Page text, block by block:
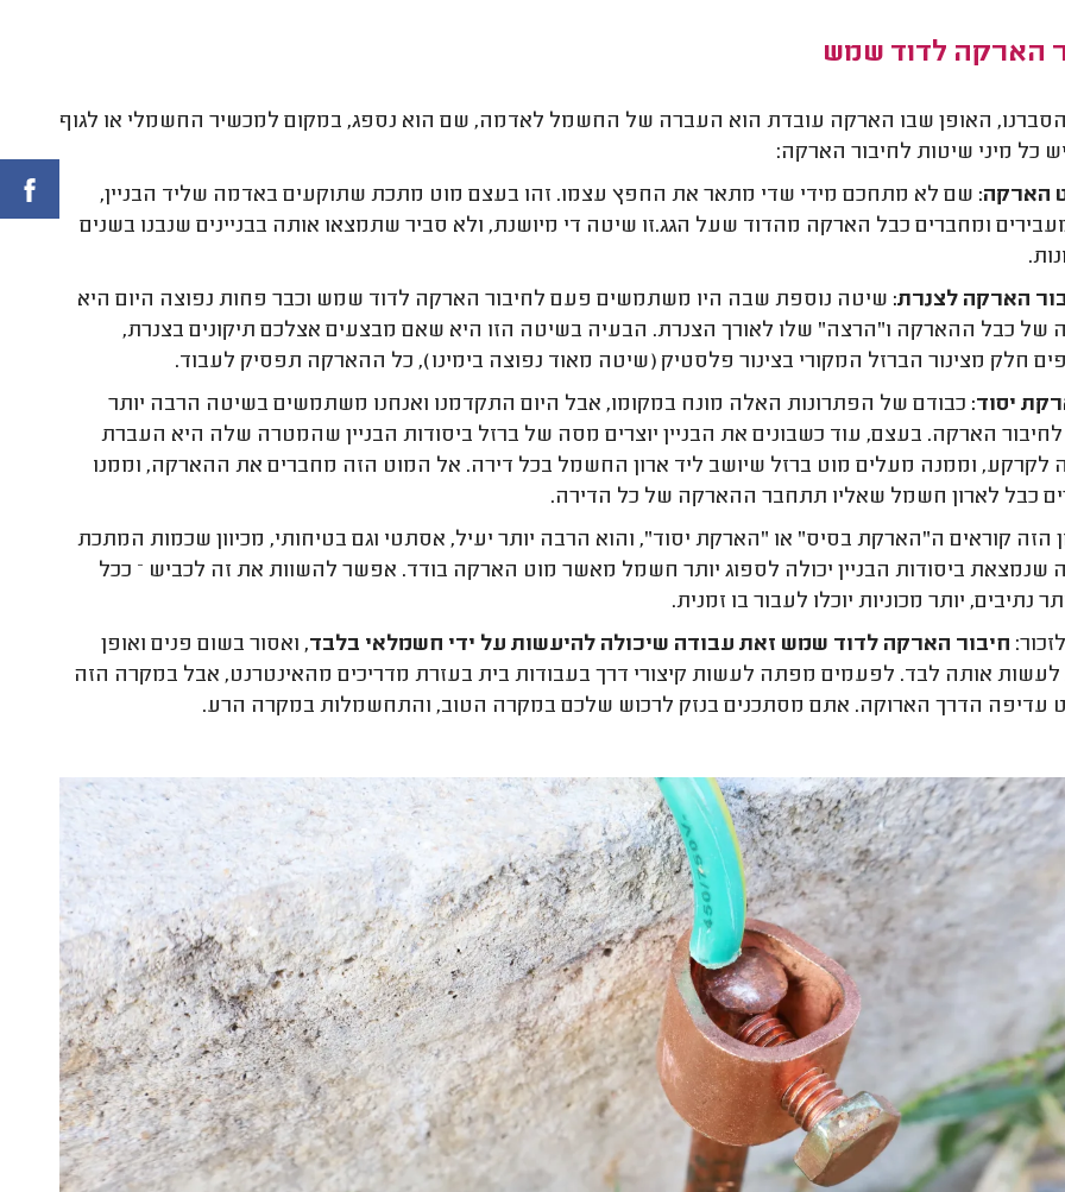
הארקה לדוד שמש
האופן שבו הארקה עובדת הוא העברה של החשמל לאדמה, שם הוא נספג, במקום למכשיר החשמלי או לגוף
כל מיני שיטות לחיבור הארקה:
הארקה: שם לא מתחכם מידי שדי מתאר את החפץ עצמו. זהו בעצם מוט מתכת שתוקעים באדמה שליד הבניין,
מעבירים ומחברים כבל הארקה מהדוד שעל הגג.זו שיטה די מיושנת, ולא סביר שתמצאו אותה בבניינים שנבנו בשנים
הארקה לצנרת: שיטה נוספת שבה היו משתמשים פעם לחיבור הארקה לדוד שמש וכבר פחות נפוצה היום היא
של כבל ההארקה ו"הרצה" שלו לאורך הצנרת. הבעיה בשיטה הזו היא שאם מבצעים אצלכם תיקונים בצנרת,
חלק מצינור הברזל המקורי בצינור פלסטיק (שיטה מאוד נפוצה בימינו), כל ההארקה תפסיק לעבוד.
יסוד: כבודם של הפתרונות האלה מונח במקומו, אבל היום התקדמנו ואנחנו משתמשים בשיטה הרבה יותר
לחיבור הארקה. בעצם, עוד כשבונים את הבניין יוצרים מסה של ברזל ביסודות הבניין שהמטרה שלה היא העברת
לקרקע, וממנה מעלים מוט ברזל שיושב ליד ארון החשמל בכל דירה. אל המוט הזה מחברים את ההארקה, וממנו
כבל לארון חשמל שאליו תתחבר ההארקה של כל הדירה.
הזה קוראים ה"הארקת בסיס" או "הארקת יסוד", והוא הרבה יותר יעיל, אסתטי וגם בטיחותי, מכיוון שכמות המתכת
שנמצאת ביסודות הבניין יכולה לספוג יותר חשמל מאשר מוט הארקה בודד. אפשר להשוות את זה לכביש – ככל
נתיבים, יותר מכוניות יוכלו לעבור בו זמנית.
חיבור הארקה לדוד שמש זאת עבודה שיכולה להיעשות על ידי חשמלאי בלבד,ואסור בשום פנים ואופן
לעשות אותה לבד. לפעמים מפתה לעשות קיצורי דרך בעבודות בית בעזרת מדריכים מהאינטרנט, אבל במקרה הזה
עדיפה הדרך הארוקה. אתם מסתכנים בנזק לרכוש שלכם במקרה הטוב, והתחשמלות במקרה הרע.